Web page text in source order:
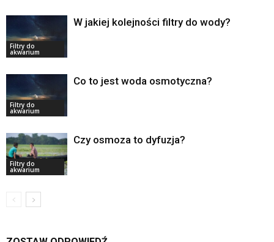
Filtry do
akwarium
W jakiej kolejności filtry do wody?
Filtry do
akwarium
Co to jest woda osmotyczna?
Filtry do
akwarium
Czy osmoza to dyfuzja?